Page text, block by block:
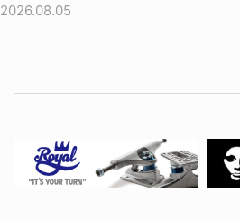
2026.08.05